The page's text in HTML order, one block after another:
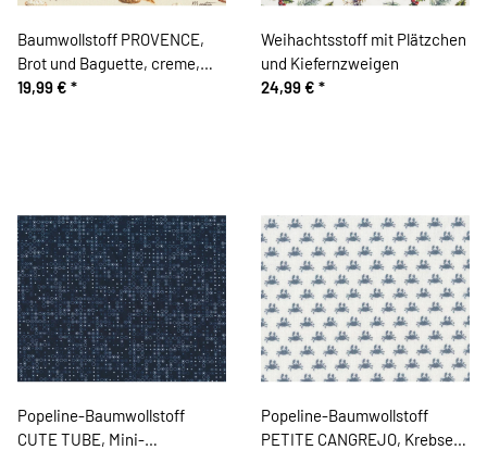
Baumwollstoff PROVENCE,
Brot und Baguette, creme,
Patricia Meyer
19,99 € *
Weihachtsstoff mit Plätzchen
und Kiefernzweigen
24,99 € *
Popeline-Baumwollstoff
CUTE TUBE, Mini-
Popeline-Baumwollstoff
PETITE CANGREJO, Krebse,